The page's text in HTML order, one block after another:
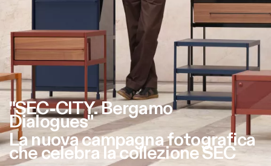
"SEC-CITY. Bergamo
Dialogues"
La nuova campagna fotografica
che celebra la collezione SEC